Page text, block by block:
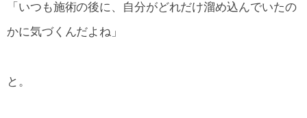
「いつも施術の後に、自分がどれだけ溜め込んでいたの
かに気づくんだよね」
と。